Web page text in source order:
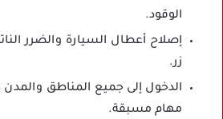
الوقود.
إصلاح أعطال السيارة والضرر
زر.
الدخول إلى جميع المناطق والمدن
مهام مسبقة.